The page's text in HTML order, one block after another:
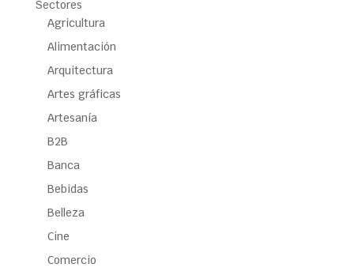
Sectores
Agricultura
Alimentación
Arquitectura
Artes gráficas
Artesanía
B2B
Banca
Bebidas
Belleza
Cine
Comercio